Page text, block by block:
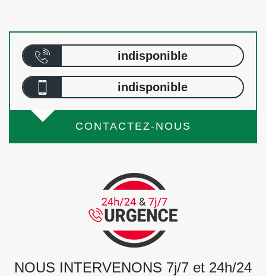
indisponible
indisponible
CONTACTEZ-NOUS
NOUS INTERVENONS 7j/7 et 24h/24